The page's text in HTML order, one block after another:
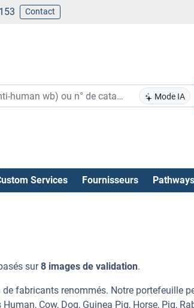
Contact
Mode IA
Services Fournisseurs Pathways
sur8 images de validation.
fabricants renommés. Notre portefeuille
Cow, Dog, Guinea Pig, Horse, Pig,